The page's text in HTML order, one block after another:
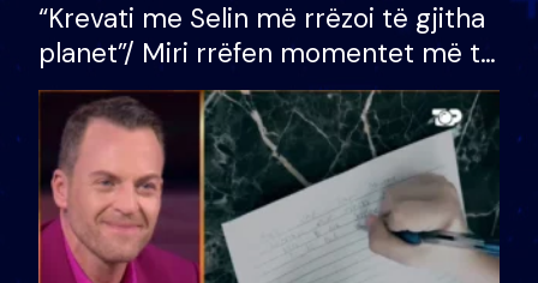
“Krevati me Selin më rrëzoi të gjitha
planet”/ Miri rrëfen momentet më të
bukura në shtëpinë e BB VIP: Do më
mungojë zilja e mëngjesit kur…